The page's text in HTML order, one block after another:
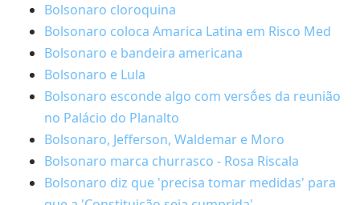
Bolsonaro cloroquina
Bolsonaro coloca Amarica Latina em Risco Med
Bolsonaro e bandeira americana
Bolsonaro e Lula
Bolsonaro esconde algo com versṍes da reunião
no Palácio do Planalto
Bolsonaro, Jefferson, Waldemar e Moro
Bolsonaro marca churrasco - Rosa Riscala
Bolsonaro diz que 'precisa tomar medidas' para